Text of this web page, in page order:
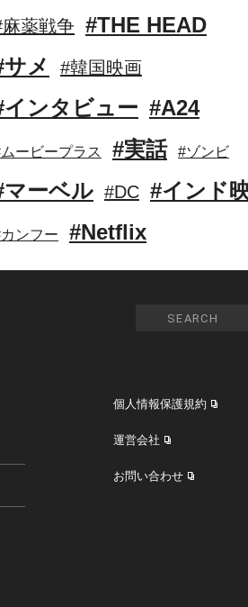
薬戦争 #THE HEAD
サメ
#韓国映画
インタビュー #A24
ービープラス #実話 #ゾンビ
マーベル #DC #インド
ンフー #Netflix
個人情報保護規約
運営会社
お問い合わせ